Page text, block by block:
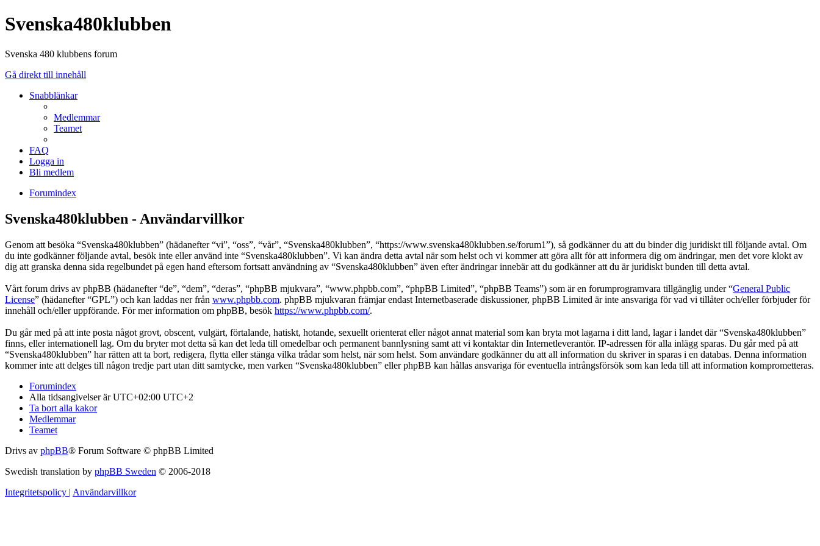
Svenska480klubben
Svenska 480 klubbens forum
Gå direkt till innehåll
Snabblänkar
Medlemmar
Teamet
FAQ
Logga in
Bli medlem
Forumindex
Svenska480klubben - Användarvillkor
Genom att besöka “Svenska480klubben” (hädanefter “vi”, “oss”, “vår”, “Svenska480klubben”, “https://www.svenska480klubben.se/forum1”), så godkänner du att du binder dig juridiskt till följande avtal. Om
du inte godkänner följande avtal, besök inte eller använd inte “Svenska480klubben”. Vi kan ändra detta avtal när som helst och vi kommer att göra allt för att informera dig om ändringar, men det vore klokt av
dig att granska denna sida regelbundet på egen hand eftersom fortsatt användning av “Svenska480klubben” även efter ändringar innebär att du godkänner att du är juridiskt bunden till detta avtal.
Vårt forum drivs av phpBB (hädanefter “de”, “dem”, “deras”, “phpBB mjukvara”, “www.phpbb.com”, “phpBB Limited”, “phpBB Teams”) som är en forumprogramvara tillgänglig under “General Public
License” (hädanefter “GPL”) och kan laddas ner från www.phpbb.com. phpBB mjukvaran främjar endast Internetbaserade diskussioner, phpBB Limited är inte ansvariga för vad vi tillåter och/eller förbjuder för
innehåll och/eller uppförande. För mer information om phpBB, besök https://www.phpbb.com/.
Du går med på att inte posta något grovt, obscent, vulgärt, förtalande, hatiskt, hotande, sexuellt orienterat eller något annat material som kan bryta mot lagarna i ditt land, lagar i landet där “Svenska480klubben”
finns, eller internationell lag. Om du bryter mot detta så kan det leda till omedelbar och permanent bannlysning samt att vi kontaktar din Internetleverantör. IP-adressen för alla inlägg sparas. Du går med på att
“Svenska480klubben” har rätten att ta bort, redigera, flytta eller stänga vilka trådar som helst, när som helst. Som användare godkänner du att all information du skriver in sparas i en databas. Denna information
kommer inte att delges till någon tredje part utan ditt samtycke, men varken “Svenska480klubben” eller phpBB kan hållas ansvariga för eventuella intrångsförsök som kan leda till att information komprometteras.
Forumindex
Alla tidsangivelser är UTC+02:00 UTC+2
Ta bort alla kakor
Medlemmar
Teamet
Drivs av phpBB® Forum Software © phpBB Limited
Swedish translation by phpBB Sweden © 2006-2018
Integritetspolicy | Användarvillkor